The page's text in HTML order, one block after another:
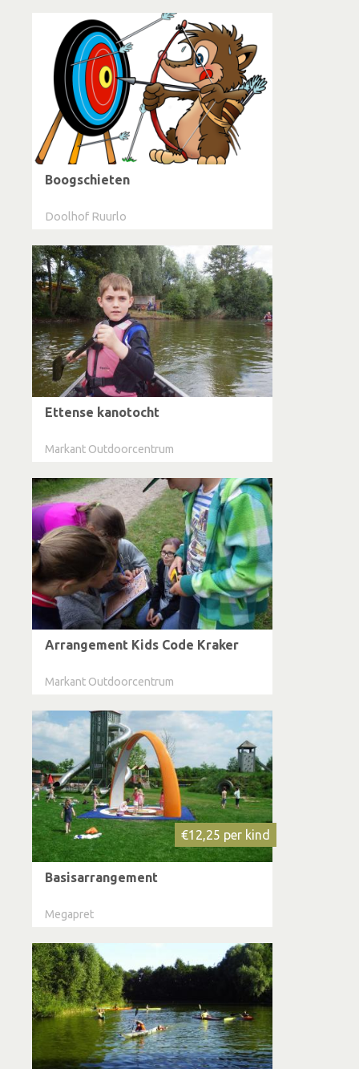
Boogschieten
Doolhof Ruurlo
Ettense kanotocht
Markant Outdoorcentrum
Arrangement Kids Code Kraker
Markant Outdoorcentrum
€12,25 per kind
Basisarrangement
Megapret